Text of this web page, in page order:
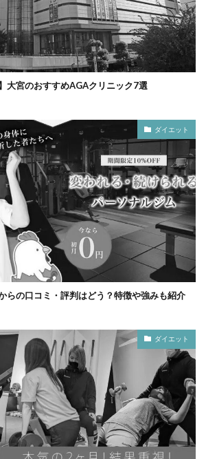
大宮のおすすめAGAクリニック7選
ダイエット
らの口コミ・評判はどう？特徴や強みも紹介
ダイエット